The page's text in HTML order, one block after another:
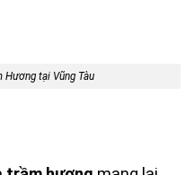
Hương tại Vũng Tàu